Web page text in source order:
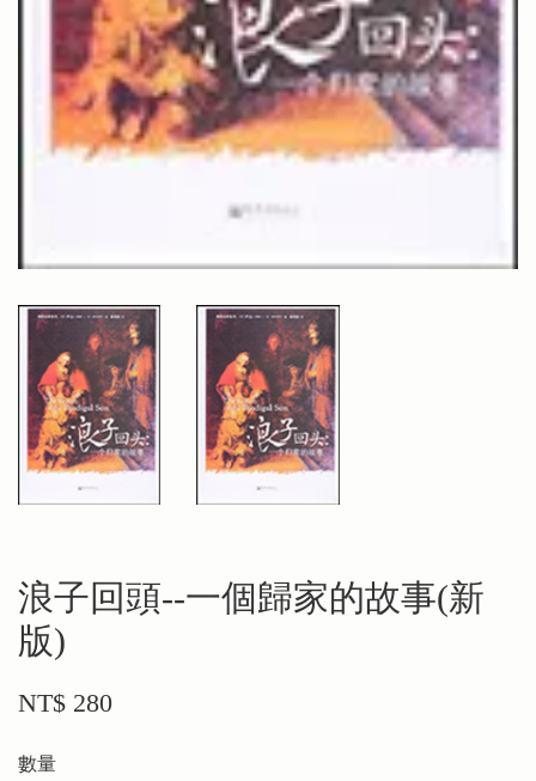
浪子回頭--一個歸家的故事(新
版)
NT$ 280
數量